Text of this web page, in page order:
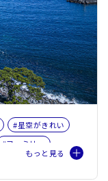
#星空がきれい
#ファミリー